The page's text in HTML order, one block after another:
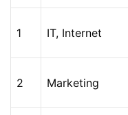
1 IT, Internet
2 Marketing